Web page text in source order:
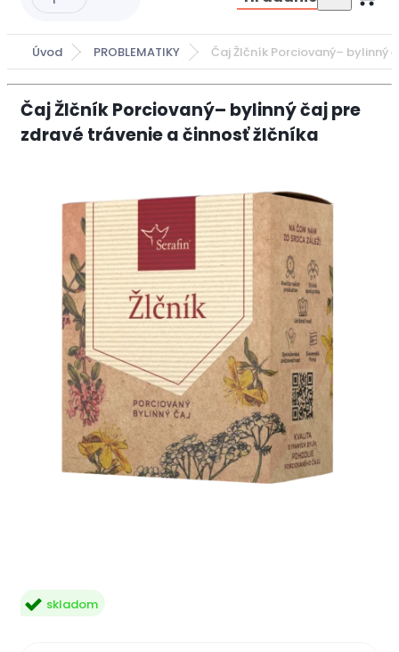
Úvod PROBLEMATIKY Čaj Žlčník Porciovaný– bylinný
Čaj Žlčník Porciovaný– bylinný čaj pre
zdravé trávenie a činnosť žlčníka
skladom